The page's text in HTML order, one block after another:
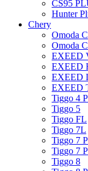
CS95
Hunter
Chery
Omoda
Omoda
EXEED
EXEED
EXEED
EXEED
Tiggo 4
Tiggo 5
Tiggo FL
Tiggo 7L
Tiggo 7
Tiggo 7
Tiggo 8